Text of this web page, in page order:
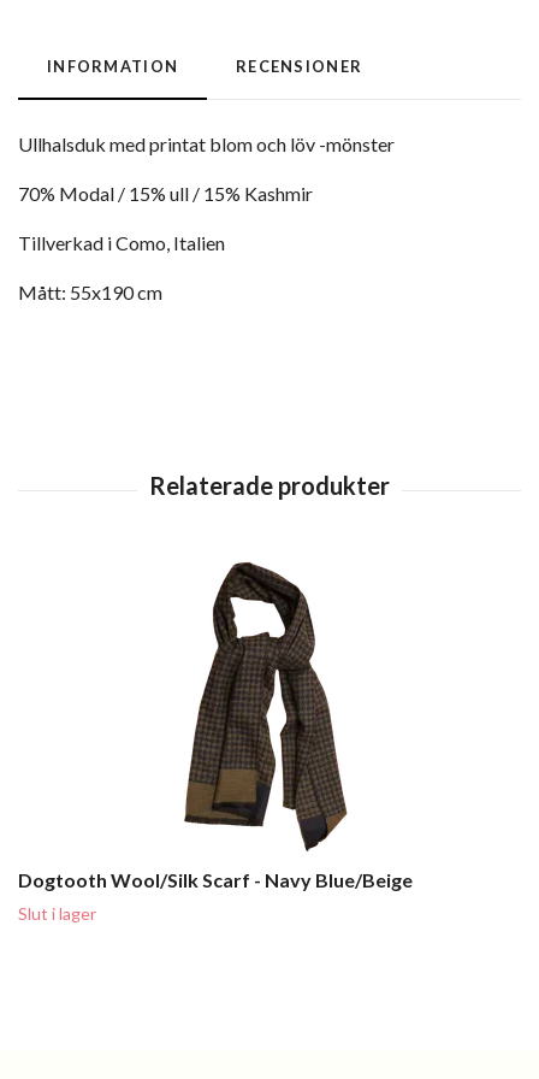
INFORMATION RECENSIONER
Ullhalsduk med printat blom och löv -mönster
70% Modal / 15% ull / 15% Kashmir
Tillverkad i Como, Italien
Mått: 55x190 cm
Dogtooth Wool/Silk Scarf - Navy Blue/Beige
Slut i lager